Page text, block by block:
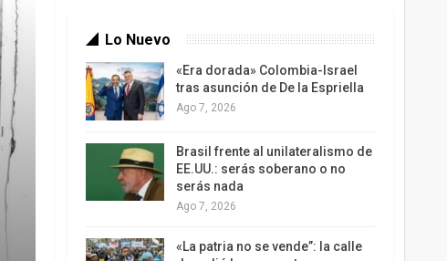
Lo Nuevo
«Era dorada» Colombia-Israel
tras asunción de De la Espriella
Ago 7, 2026
Brasil frente al unilateralismo de
EE.UU.: serás soberano o no
serás nada
Ago 7, 2026
«La patria no se vende”: la calle